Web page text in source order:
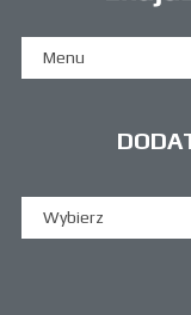
Menu
Wybierz